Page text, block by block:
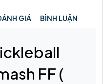
GIÁ BÌNH LUẬN
FF (